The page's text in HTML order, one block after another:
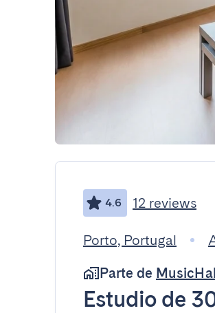
4.6 12 reviews
Porto, Portugal
Parte de
Estudio de